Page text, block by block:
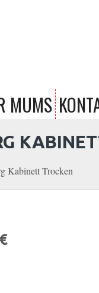
MUMS
Kabinett Trocken